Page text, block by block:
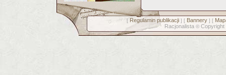
[ Regulamin publikacji] [ Bannery] [
Racjonalista © Copyright